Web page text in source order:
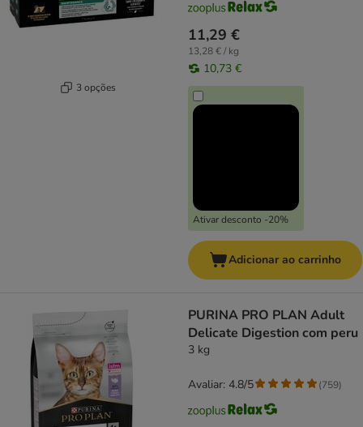
3 opções
11,29 €
13,28 € / kg
10,73 €
Ativar desconto -20%
Adicionar ao carrinho
PURINA PRO PLAN Adult
Delicate Digestion com peru
3 kg
Avaliar: 4.8/5 (759)